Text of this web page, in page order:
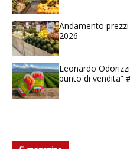
Andamento
2026
Leonardo
punto di vendita”